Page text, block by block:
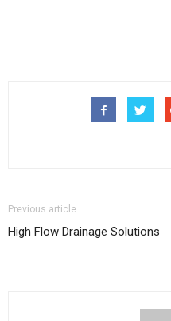
Previous article
High Flow Drainage Solutions